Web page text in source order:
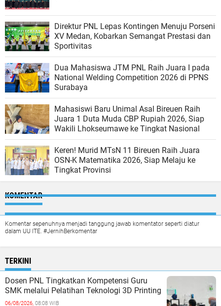
Direktur PNL Lepas Kontingen Menuju Porseni
XV Medan, Kobarkan Semangat Prestasi dan
Sportivitas
Dua Mahasiswa JTM PNL Raih Juara I pada
National Welding Competition 2026 di PPNS
Surabaya
Mahasiswi Baru Unimal Asal Bireuen Raih
Juara 1 Duta Muda CBP Rupiah 2026, Siap
Wakili Lhokseumawe ke Tingkat Nasional
Keren! Murid MTsN 11 Bireuen Raih Juara
OSN-K Matematika 2026, Siap Melaju ke
Tingkat Provinsi
KOMENTAR
Komentar sepenuhnya menjadi tanggung jawab komentator seperti diatur
dalam UU ITE. #JernihBerkomentar
TERKINI
Dosen PNL Tingkatkan Kompetensi Guru
SMK melalui Pelatihan Teknologi 3D Printing
06/08/2026, 08:08 WIB